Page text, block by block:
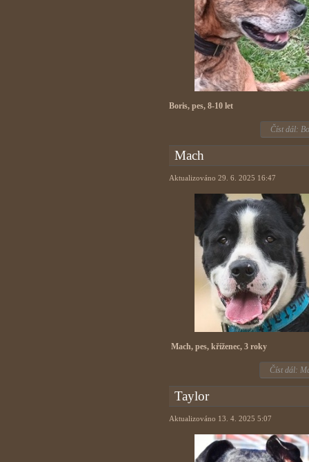
Boris, pes, 8-10 let
Číst dál:
Mach
Aktualizováno 29. 6. 2025 16:47
Mach, pes, kříženec, 3 roky
Číst dál:
Taylor
Aktualizováno 13. 4. 2025 5:07